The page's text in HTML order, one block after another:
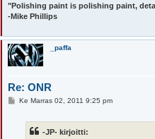
"Polishing paint is polishing paint,
-Mike Phillips
_paffa
Re: ONR
VKe Marras 02, 2011 9:25 pm
-JP- kirjoitti: